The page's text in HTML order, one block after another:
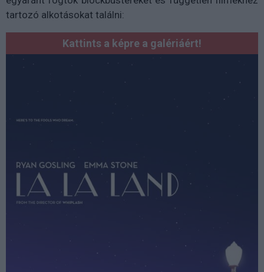
tartozó alkotásokat találni:
Kattints a képre a galériáért!